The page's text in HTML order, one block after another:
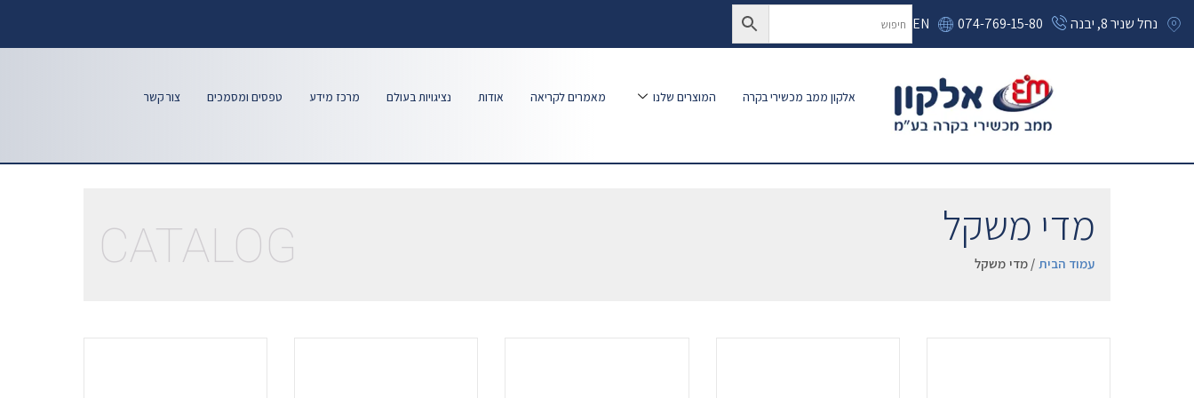
נחל שניר 8, יבנה 074-769-15-80
EN
אלקון ממב מכשירי בקרה המוצרים שלנו מאמרים לקריאה אודות נציגויות בעולם מרכז מידע טפסים ומסמכים צור קשר
מדי משקל
עמוד הבית / מדי משקל CATALOG